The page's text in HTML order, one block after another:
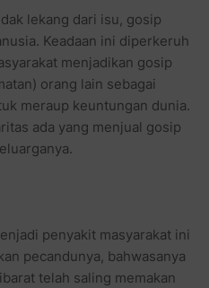
lekang dari isu, gosip
Keadaan ini diperkeruh
menjadikan gosip
orang lain sebagai
meraup keuntungan dunia.
ada yang menjual gosip
penyakit masyarakat ini
pecandunya, bahwasanya
telah saling memakan